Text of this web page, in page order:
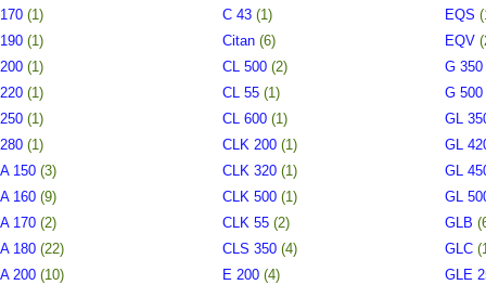
170 (1)
190 (1)
200 (1)
220 (1)
250 (1)
280 (1)
A 150 (3)
A 160 (9)
A 170 (2)
A 180 (22)
A 200 (10)
C 43 (1)
Citan (6)
CL 500 (2)
CL 55 (1)
CL 600 (1)
CLK 200 (1)
CLK 320 (1)
CLK 500 (1)
CLK 55 (2)
CLS 350 (4)
E 200 (4)
EQS
EQV
G 350
G 500
GL
GL
GL
GL
GLB
GLC
GLE